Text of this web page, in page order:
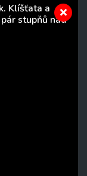
Klíšťata a
stupňů nad